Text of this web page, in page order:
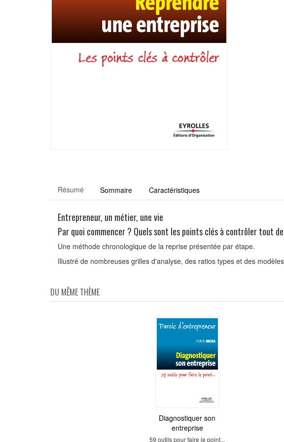
Résumé Sommaire Caractéristiques
Entrepreneur, un métier, une vie
Par quoi commencer ? Quels sont les points clés à contrôler tout
Une méthode chronologique de la reprise présentée par étape.
Illustré de nombreuses grilles d'analyse, des ratios types et des
DU MÊME THÈME
Diagnostiquer son
entreprise
59 outils pour faire le point...
Ecostructures en béton
Comment diminuer
l'empreinte carbone des